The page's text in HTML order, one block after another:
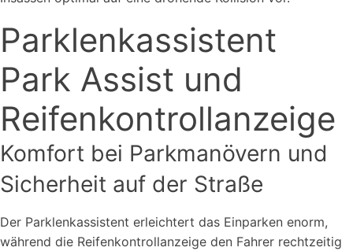
Parklenkassistent
Park Assist und
Reifenkontrollanzeige
Komfort bei Parkmanövern und
Sicherheit auf der Straße
Der Parklenkassistent erleichtert das Einparken enorm,
während die Reifenkontrollanzeige den Fahrer rechtzeitig